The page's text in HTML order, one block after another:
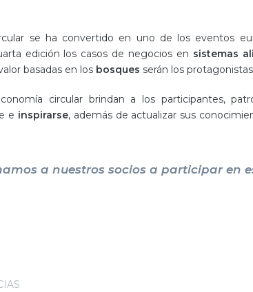
se ha convertido en uno de los eventos
edición los casos de negocios en sistemas
basadas en los bosques serán los
circular brindan a los participantes,
e inspirarse, además de actualizar sus
a nuestros socios a participar en